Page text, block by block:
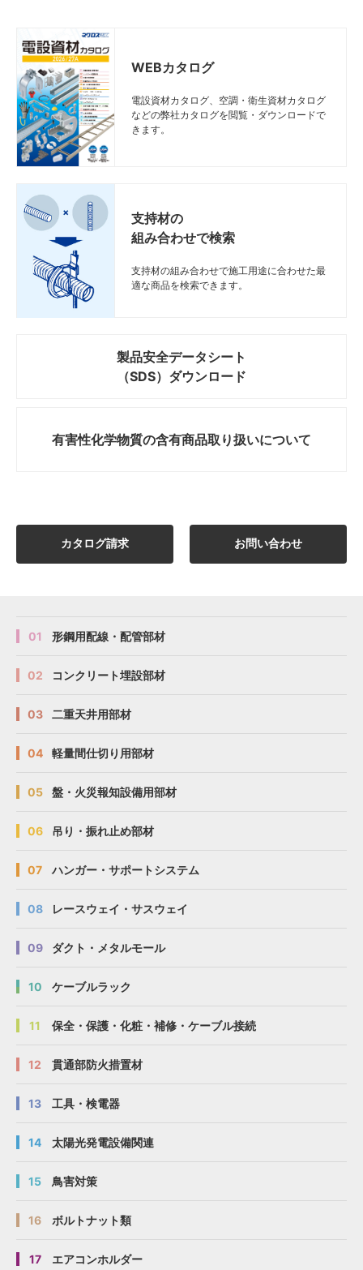
WEBカタログ
電設資材カタログ、空調・衛生資材カタログ
などの弊社カタログを閲覧・ダウンロードで
きます。
支持材の
組み合わせで検索
支持材の組み合わせで施工用途に合わせた最
適な商品を検索できます。
製品安全データシート
（SDS）ダウンロード
有害性化学物質の含有商品取り扱いについて
カタログ請求 お問い合わせ
01 形鋼用配線・配管部材
02 コンクリート埋設部材
03 二重天井用部材
04 軽量間仕切り用部材
05 盤・火災報知設備用部材
06 吊り・振れ止め部材
07 ハンガー・サポートシステム
08 レースウェイ・サスウェイ
09 ダクト・メタルモール
10 ケーブルラック
11 保全・保護・化粧・補修・ケーブル接続
12 貫通部防火措置材
13 工具・検電器
14 太陽光発電設備関連
15 鳥害対策
16 ボルトナット類
17 エアコンホルダー